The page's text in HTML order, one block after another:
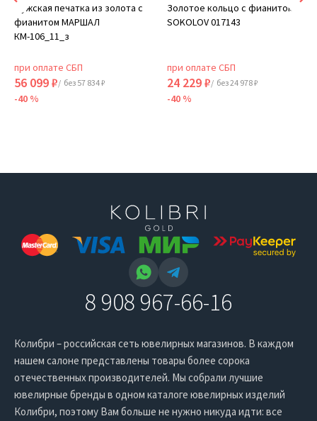
Мужская печатка из золота с
фианитом МАРШАЛ
КМ-106_11_з
при оплате СБП
56 099 ₽/ без 57 834 ₽
-40 %
Золотое кольцо с фианитом
SOKOLOV 017143
при оплате СБП
24 229 ₽/ без 24 978 ₽
-40 %
8 908 967-66-16
Колибри – российская сеть ювелирных магазинов. В каждом
нашем салоне представлены товары более сорока
отечественных производителей. Мы собрали лучшие
ювелирные бренды в одном каталоге ювелирных изделий
Колибри, поэтому Вам больше не нужно никуда идти: все